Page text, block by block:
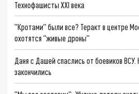
Технофашисты XXI века
"Кротами" были все? Теракт в центре
охотятся "живые дроны"
Даня с Дашей спаслись от боевиков
закончились